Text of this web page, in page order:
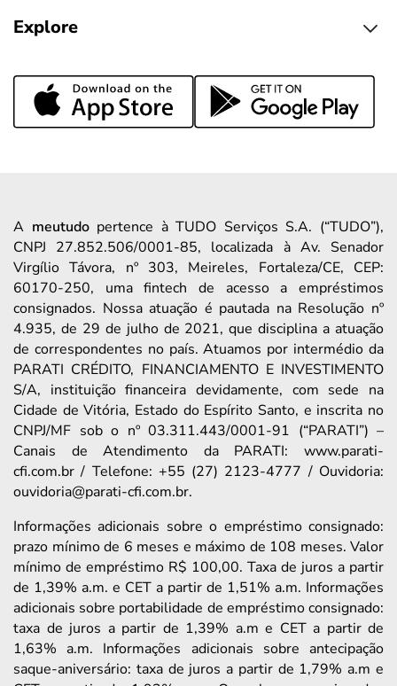
Explore
A meutudopertence à TUDO Serviços S.A. (“TUDO”),
CNPJ 27.852.506/0001-85, localizada à Av. Senador
Virgílio Távora, nº 303, Meireles, Fortaleza/CE, CEP:
60170-250, uma fintech de acesso a empréstimos
consignados. Nossa atuação é pautada na Resolução nº
4.935, de 29 de julho de 2021, que disciplina a atuação
de correspondentes no país. Atuamos por intermédio da
PARATI CRÉDITO, FINANCIAMENTO E INVESTIMENTO
S/A, instituição financeira devidamente, com sede na
Cidade de Vitória, Estado do Espírito Santo, e inscrita no
CNPJ/MF sob o nº 03.311.443/0001-91 (“PARATI”) –
Canais de Atendimento da PARATI: www.parati-
cfi.com.br / Telefone: +55 (27) 2123-4777 / Ouvidoria:
ouvidoria@parati-cfi.com.br.
Informações adicionais sobre o empréstimo consignado:
prazo mínimo de 6 meses e máximo de 108 meses. Valor
mínimo de empréstimo R$ 100,00. Taxa de juros a partir
de 1,39% a.m. e CET a partir de 1,51% a.m. Informações
adicionais sobre portabilidade de empréstimo consignado:
taxa de juros a partir de 1,39% a.m e CET a partir de
1,63% a.m. Informações adicionais sobre antecipação
saque-aniversário: taxa de juros a partir de 1,79% a.m e